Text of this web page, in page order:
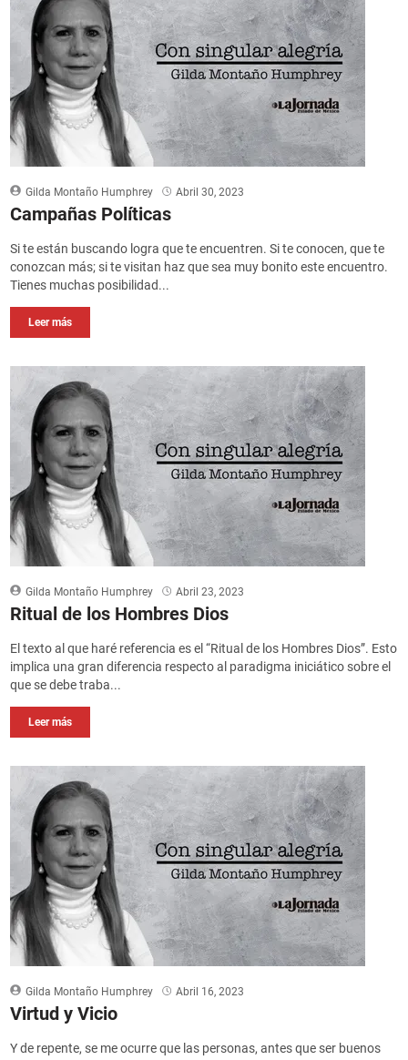
Gilda Montaño Humphrey Abril 30, 2023
Campañas Políticas
Si te están buscando logra que te encuentren. Si te conocen, que te
conozcan más; si te visitan haz que sea muy bonito este encuentro.
Tienes muchas posibilidad...
Leer más
Gilda Montaño Humphrey Abril 23, 2023
Ritual de los Hombres Dios
El texto al que haré referencia es el “Ritual de los Hombres Dios”. Esto
implica una gran diferencia respecto al paradigma iniciático sobre el
que se debe traba...
Leer más
Gilda Montaño Humphrey Abril 16, 2023
Virtud y Vicio
Y de repente, se me ocurre que las personas, antes que ser buenos